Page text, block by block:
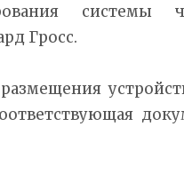
системы
Гросс.